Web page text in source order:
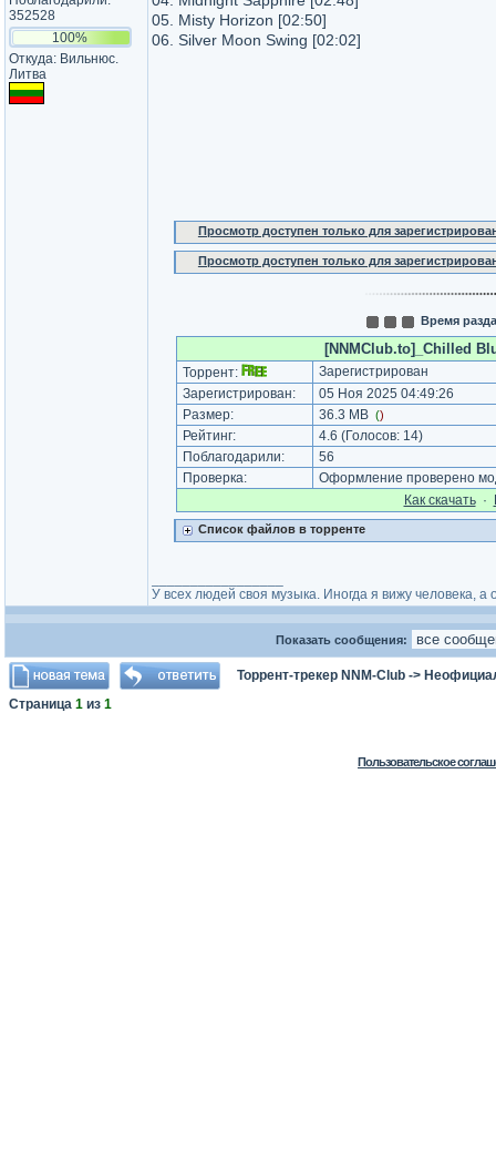
352528
100%
Откуда: Вильнюс.
Литва
05. Misty Horizon [02:50]
06. Silver Moon Swing [02:02]
Просмотр доступен только для
Просмотр доступен только для
Время
[NNMClub.to]_Chilled
Торрент:
Зарегистрирован
Зарегистрирован:
05 Ноя 2025 04:49:26
Размер:
36.3 MB ()
Рейтинг: 4.6 (Голосов: 14)
Поблагодарили:
56
Проверка:
Оформление проверено
Как cкачать·
Список файлов в торренте
У всех людей своя музыка. Иногда я вижу человека, а
Показать сообщения:
Торрент-трекер NNM-Club ->
Страница 1 из 1
Пользовательское